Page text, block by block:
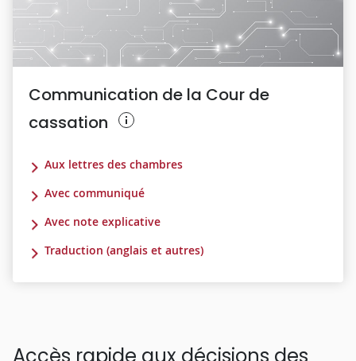
Communication de la Cour de
cassation
Aux lettres des chambres
Avec communiqué
Avec note explicative
Traduction (anglais et autres)
Accès rapide aux décisions des